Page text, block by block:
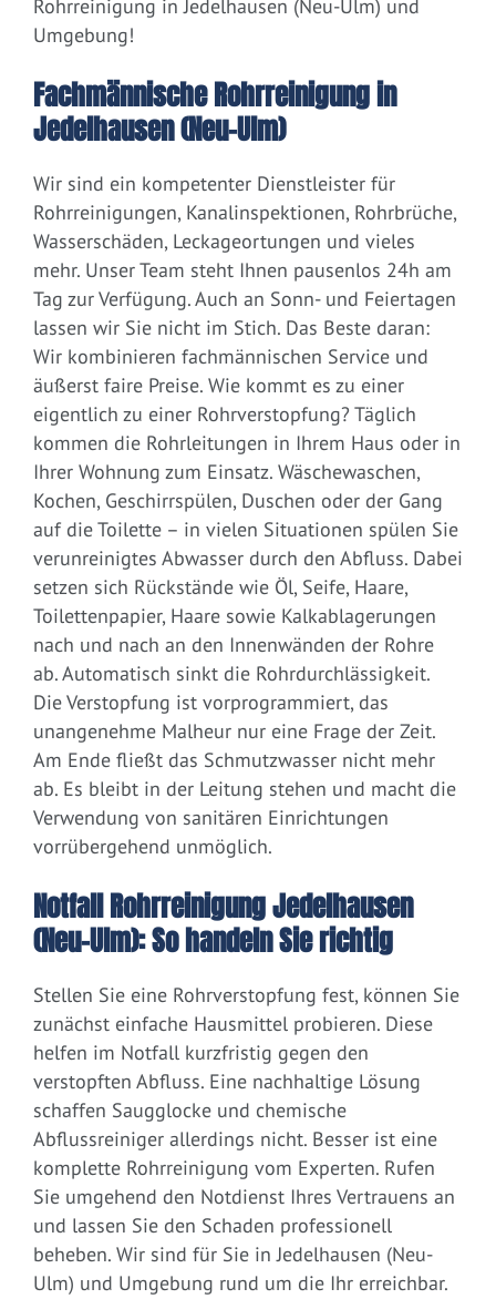
Rohrreinigung in Jedelhausen (Neu-Ulm) und
Umgebung!
Fachmännische Rohrreinigung in
Jedelhausen (Neu-Ulm)
Wir sind ein kompetenter Dienstleister für
Rohrreinigungen, Kanalinspektionen, Rohrbrüche,
Wasserschäden, Leckageortungen und vieles
mehr. Unser Team steht Ihnen pausenlos 24h am
Tag zur Verfügung. Auch an Sonn- und Feiertagen
lassen wir Sie nicht im Stich. Das Beste daran:
Wir kombinieren fachmännischen Service und
äußerst faire Preise. Wie kommt es zu einer
eigentlich zu einer Rohrverstopfung? Täglich
kommen die Rohrleitungen in Ihrem Haus oder in
Ihrer Wohnung zum Einsatz. Wäschewaschen,
Kochen, Geschirrspülen, Duschen oder der Gang
auf die Toilette – in vielen Situationen spülen Sie
verunreinigtes Abwasser durch den Abfluss. Dabei
setzen sich Rückstände wie Öl, Seife, Haare,
Toilettenpapier, Haare sowie Kalkablagerungen
nach und nach an den Innenwänden der Rohre
ab. Automatisch sinkt die Rohrdurchlässigkeit.
Die Verstopfung ist vorprogrammiert, das
unangenehme Malheur nur eine Frage der Zeit.
Am Ende fließt das Schmutzwasser nicht mehr
ab. Es bleibt in der Leitung stehen und macht die
Verwendung von sanitären Einrichtungen
vorrübergehend unmöglich.
Notfall Rohrreinigung Jedelhausen
(Neu-Ulm): So handeln Sie richtig
Stellen Sie eine Rohrverstopfung fest, können Sie
zunächst einfache Hausmittel probieren. Diese
helfen im Notfall kurzfristig gegen den
verstopften Abfluss. Eine nachhaltige Lösung
schaffen Saugglocke und chemische
Abflussreiniger allerdings nicht. Besser ist eine
komplette Rohrreinigung vom Experten. Rufen
Sie umgehend den Notdienst Ihres Vertrauens an
und lassen Sie den Schaden professionell
beheben. Wir sind für Sie in Jedelhausen (Neu-
Ulm) und Umgebung rund um die Ihr erreichbar.